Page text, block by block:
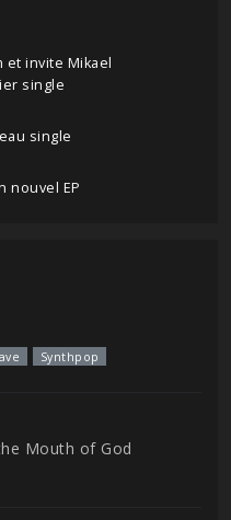
et invite Mikael
single
single
nouvel EP
Synthpop
Mouth of God